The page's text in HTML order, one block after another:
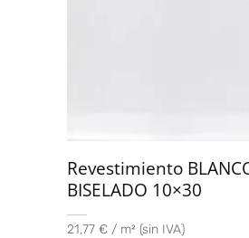
Revestimiento
BISELADO 10×30
21,77 € / m² (sin IVA)